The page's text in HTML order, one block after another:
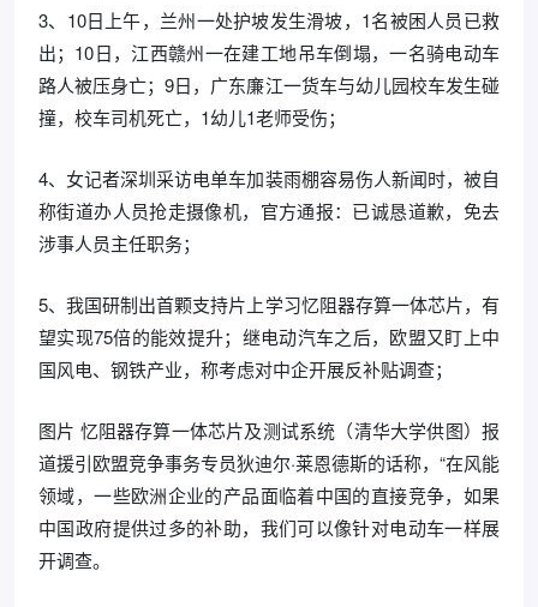
3、10日上午，兰州一处护坡发生滑坡，1名被困人员已救
出；10日，江西赣州一在建工地吊车倒塌，一名骑电动车
路人被压身亡；9日，广东廉江一货车与幼儿园校车发生碰
撞，校车司机死亡，1幼儿1老师受伤；
4、女记者深圳采访电单车加装雨棚容易伤人新闻时，被自
称街道办人员抢走摄像机，官方通报：已诚恳道歉，免去
涉事人员主任职务；
5、我国研制出首颗支持片上学习忆阻器存算一体芯片，有
望实现75倍的能效提升；继电动汽车之后，欧盟又盯上中
国风电、钢铁产业，称考虑对中企开展反补贴调查；
图片 忆阻器存算一体芯片及测试系统（清华大学供图）报
道援引欧盟竞争事务专员狄迪尔·莱恩德斯的话称，“在风能
领域，一些欧洲企业的产品面临着中国的直接竞争，如果
中国政府提供过多的补助，我们可以像针对电动车一样展
开调查。